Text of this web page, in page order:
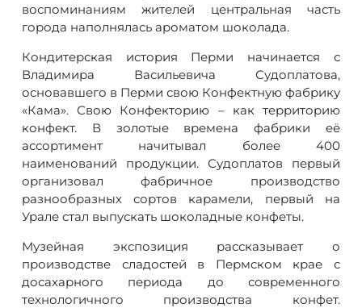
воспоминаниям жителей центральная часть
города наполнялась ароматом шоколада.
Кондитерская история Перми начинается с
Владимира Васильевича Судоплатова,
основавшего в Перми свою Конфектную фабрику
«Кама». Свою Конфекторию – как территорию
конфект. В золотые времена фабрики её
ассортимент начитывал более 400
наименований продукции. Судоплатов первый
организовал фабричное производство
разнообразных сортов карамели, первый на
Урале стал выпускать шоколадные конфеты.
Музейная экспозиция рассказывает о
производстве сладостей в Пермском крае с
досахарного периода до современного
технологичного производства конфет.